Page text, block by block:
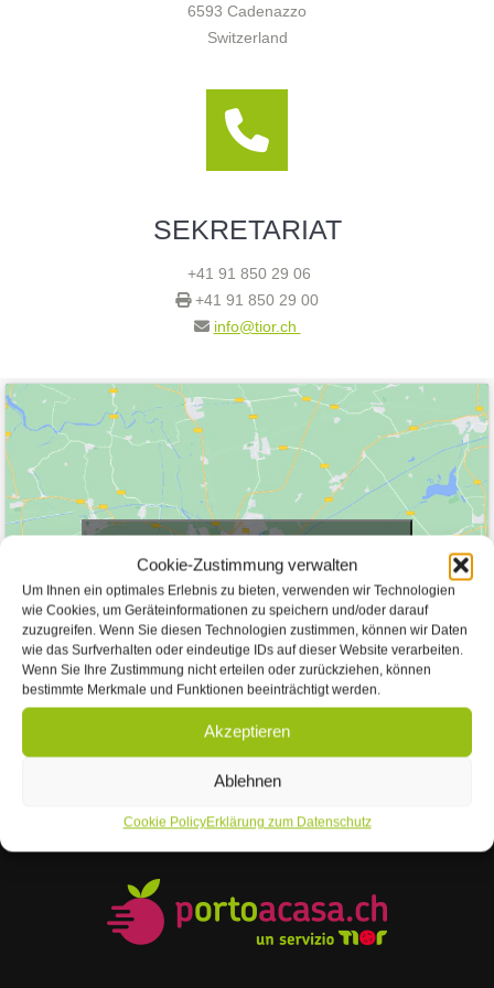
Cookie-Zustimmung verwalten
Um Ihnen ein optimales Erlebnis zu bieten, verwenden wir Technologien
wie Cookies, um Geräteinformationen zu speichern und/oder darauf
zuzugreifen. Wenn Sie diesen Technologien zustimmen, können wir Daten
wie das Surfverhalten oder eindeutige IDs auf dieser Website verarbeiten.
Wenn Sie Ihre Zustimmung nicht erteilen oder zurückziehen, können
bestimmte Merkmale und Funktionen beeinträchtigt werden.
Akzeptieren
Ablehnen
Cookie PolicyErklärung zum Datenschutz
6593 Cadenazzo
Switzerland
SEKRETARIAT
+41 91 850 29 06
+41 91 850 29 00
info@tior.ch
abilitare questo contenuto